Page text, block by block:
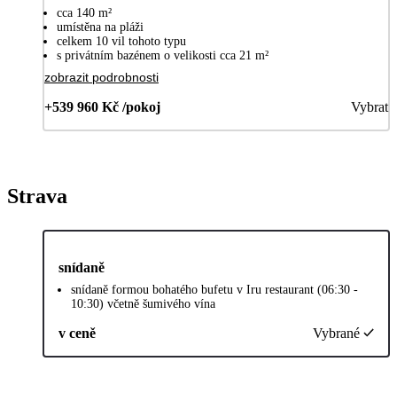
cca 140 m²
umístěna na pláži
celkem 10 vil tohoto typu
s privátním bazénem o velikosti cca 21 m²
zobrazit podrobnosti
+539 960 Kč /pokoj Vybrat
Strava
snídaně
snídaně formou bohatého bufetu v Iru restaurant (06:30 -
10:30) včetně šumivého vína
v ceně Vybrané